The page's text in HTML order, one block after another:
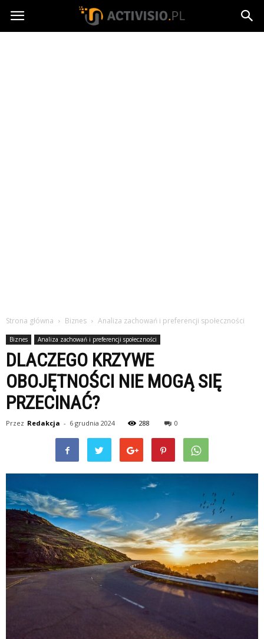
Activisio.pl
Strona główna Biznes Analiza zachowań i preferencji społeczności
Biznes Analiza zachowań i preferencji społeczności
DLACZEGO KRZYWE
OBOJĘTNOŚCI NIE MOGĄ SIĘ
PRZECINAĆ?
Przez Redakcja - 6 grudnia 2024 288 0